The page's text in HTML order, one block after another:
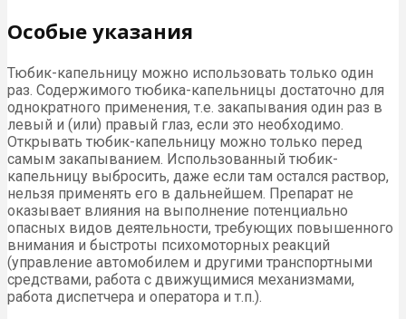
Особые указания
Тюбик-капельницу можно использовать только один
раз. Содержимого тюбика-капельницы достаточно для
однократного применения, т.е. закапывания один раз в
левый и (или) правый глаз, если это необходимо.
Открывать тюбик-капельницу можно только перед
самым закапыванием. Использованный тюбик-
капельницу выбросить, даже если там остался раствор,
нельзя применять его в дальнейшем. Препарат не
оказывает влияния на выполнение потенциально
опасных видов деятельности, требующих повышенного
внимания и быстроты психомоторных реакций
(управление автомобилем и другими транспортными
средствами, работа с движущимися механизмами,
работа диспетчера и оператора и т.п.).